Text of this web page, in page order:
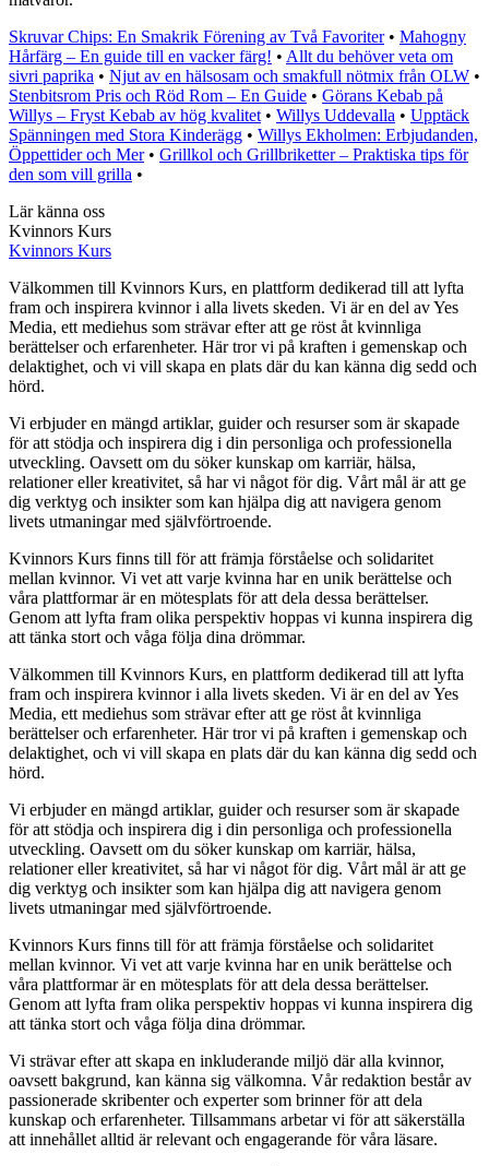
Skruvar Chips: En Smakrik Förening av Två Favoriter• Mahogny
Hårfärg – En guide till en vacker färg! • Allt du behöver veta om
sivri paprika • Njut av en hälsosam och smakfull nötmix från OLW •
Stenbitsrom Pris och Röd Rom – En Guide • Görans Kebab på
Willys – Fryst Kebab av hög kvalitet • Willys Uddevalla • Upptäck
Spänningen med Stora Kinderägg • Willys Ekholmen: Erbjudanden,
Öppettider och Mer• Grillkol och Grillbriketter – Praktiska tips för
den som vill grilla •
Lär känna oss
Kvinnors Kurs
Kvinnors Kurs
Välkommen till Kvinnors Kurs, en plattform dedikerad till att lyfta
fram och inspirera kvinnor i alla livets skeden. Vi är en del av Yes
Media, ett mediehus som strävar efter att ge röst åt kvinnliga
berättelser och erfarenheter. Här tror vi på kraften i gemenskap och
delaktighet, och vi vill skapa en plats där du kan känna dig sedd och
hörd.
Vi erbjuder en mängd artiklar, guider och resurser som är skapade
för att stödja och inspirera dig i din personliga och professionella
utveckling. Oavsett om du söker kunskap om karriär, hälsa,
relationer eller kreativitet, så har vi något för dig. Vårt mål är att ge
dig verktyg och insikter som kan hjälpa dig att navigera genom
livets utmaningar med självförtroende.
Kvinnors Kurs finns till för att främja förståelse och solidaritet
mellan kvinnor. Vi vet att varje kvinna har en unik berättelse och
våra plattformar är en mötesplats för att dela dessa berättelser.
Genom att lyfta fram olika perspektiv hoppas vi kunna inspirera dig
att tänka stort och våga följa dina drömmar.
Välkommen till Kvinnors Kurs, en plattform dedikerad till att lyfta
fram och inspirera kvinnor i alla livets skeden. Vi är en del av Yes
Media, ett mediehus som strävar efter att ge röst åt kvinnliga
berättelser och erfarenheter. Här tror vi på kraften i gemenskap och
delaktighet, och vi vill skapa en plats där du kan känna dig sedd och
hörd.
Vi erbjuder en mängd artiklar, guider och resurser som är skapade
för att stödja och inspirera dig i din personliga och professionella
utveckling. Oavsett om du söker kunskap om karriär, hälsa,
relationer eller kreativitet, så har vi något för dig. Vårt mål är att ge
dig verktyg och insikter som kan hjälpa dig att navigera genom
livets utmaningar med självförtroende.
Kvinnors Kurs finns till för att främja förståelse och solidaritet
mellan kvinnor. Vi vet att varje kvinna har en unik berättelse och
våra plattformar är en mötesplats för att dela dessa berättelser.
Genom att lyfta fram olika perspektiv hoppas vi kunna inspirera dig
att tänka stort och våga följa dina drömmar.
Vi strävar efter att skapa en inkluderande miljö där alla kvinnor,
oavsett bakgrund, kan känna sig välkomna. Vår redaktion består av
passionerade skribenter och experter som brinner för att dela
kunskap och erfarenheter. Tillsammans arbetar vi för att säkerställa
att innehållet alltid är relevant och engagerande för våra läsare.